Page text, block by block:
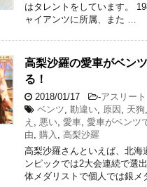
はタレントをしています。
ャイアンツに所属、また …
高梨沙羅の愛車がベン
る！
2018/01/17 -アスリート
ベンツ 勘違い 原因 天狗
え
悪い 愛車 愛車がベンツ
由
購入
高梨沙羅
高梨沙羅さんといえば、北海
ンピックでは2大会連続で選
体メダリストで個人では銀メ